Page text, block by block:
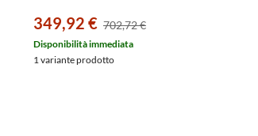
349,92 € 702,72 €
Disponibilità immediata
1 variante prodotto